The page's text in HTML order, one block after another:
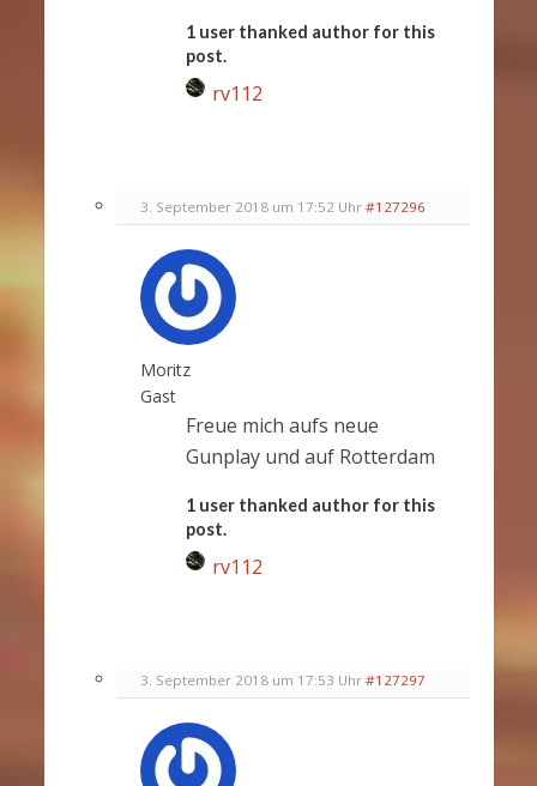
1 user thanked author for this
post.
rv112
3. September 2018 um 17:52 Uhr #127296
Moritz
Gast
Freue mich aufs neue
Gunplay und auf Rotterdam
1 user thanked author for this
post.
rv112
3. September 2018 um 17:53 Uhr #127297